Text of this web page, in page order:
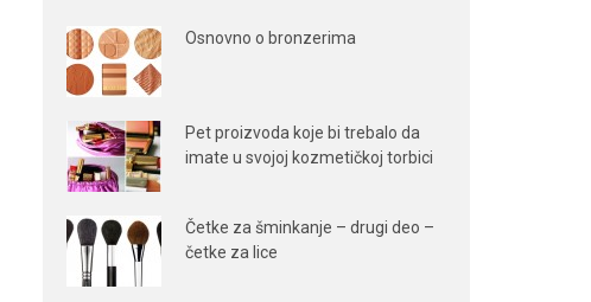
Osnovno o bronzerima
Pet proizvoda koje bi trebalo da
imate u svojoj kozmetičkoj torbici
Četke za šminkanje – drugi deo –
četke za lice